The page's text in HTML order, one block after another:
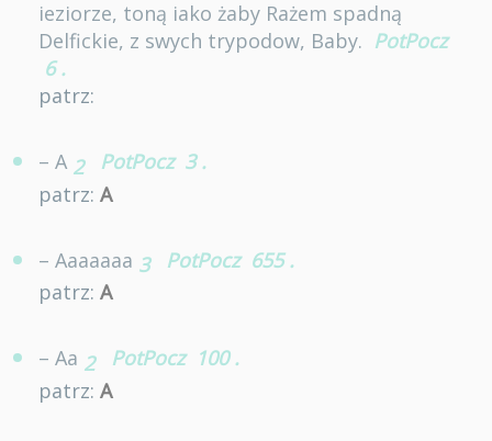
ieziorze, toną iako żaby Rażem spadną
Delfickie, z swych trypodow, Baby. PotPocz
6 .
patrz:
– A 2 PotPocz 3 .
patrz: A
– Aaaaaaa 3 PotPocz 655 .
patrz: A
– Aa 2 PotPocz 100 .
patrz: A